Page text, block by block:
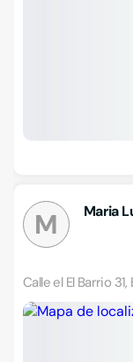
M Maria
Calle el El Barrio